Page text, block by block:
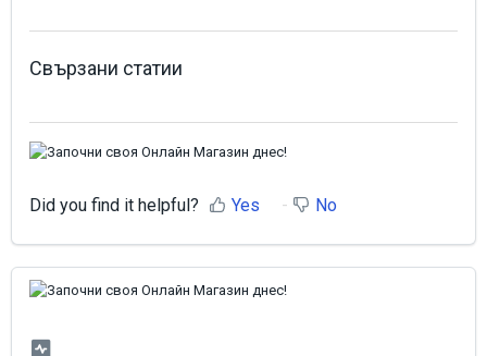
Свързани статии
Did you find it helpful? Yes No